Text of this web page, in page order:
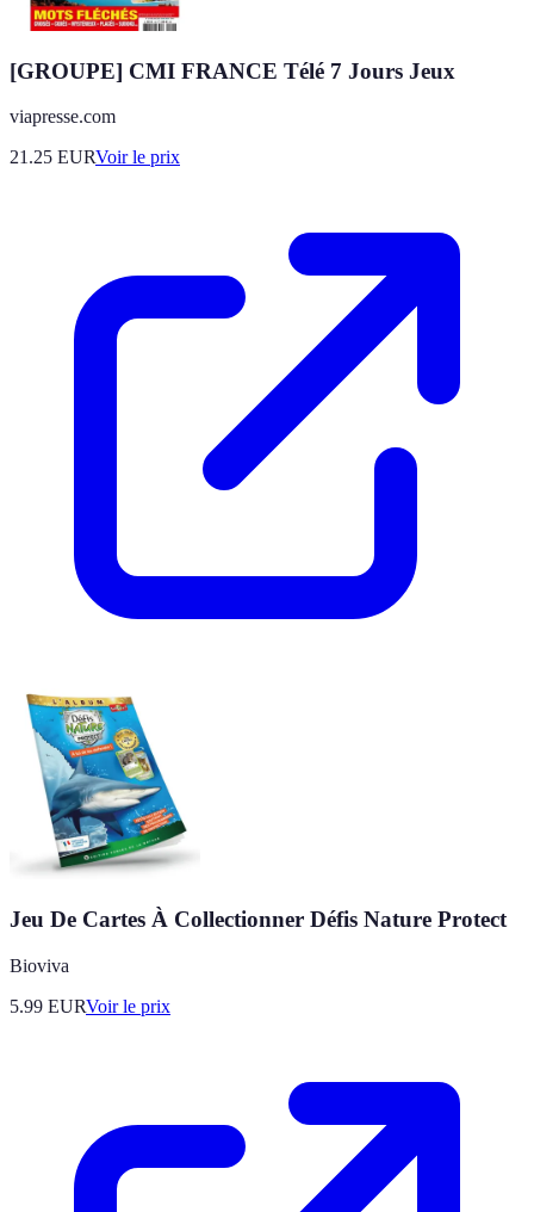
[GROUPE] CMI FRANCE Télé 7 Jours Jeux
viapresse.com
21.25 EURVoir le prix
Jeu De Cartes À Collectionner Défis Nature Protect
Bioviva
5.99 EURVoir le prix